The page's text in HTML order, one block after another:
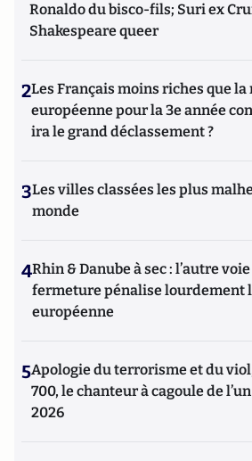
Ronaldo du bisco-fils; Suri ex
Shakespeare queer
2Les Français moins riches que la
européenne pour la 3e année
ira le grand déclassement ?
3Les villes classées les plus
monde
4Rhin & Danube à sec : l’autre
fermeture pénalise lourdement
européenne
5Apologie du terrorisme et du
700, le chanteur à cagoule de
2026